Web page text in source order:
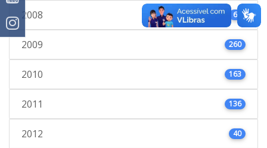
2008 66
2009 260
2010 163
2011 136
2012 40